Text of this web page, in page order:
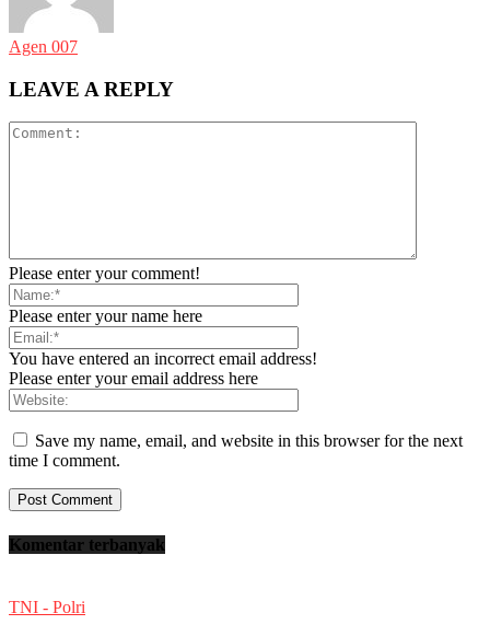
Agen 007
LEAVE A REPLY
Please enter your comment!
Please enter your name here
You have entered an incorrect email address!
Please enter your email address here
Save my name, email, and website in this browser for the next
time I comment.
Komentar terbanyak
TNI - Polri